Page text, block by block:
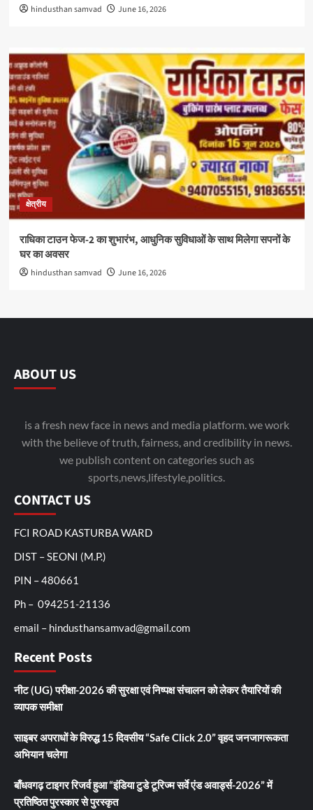
hindusthan samvad June 16, 2026
क्षेत्रीय
राधिका टाउन फेज-2 का शुभारंभ, आधुनिक सुविधाओं के साथ मिलेगा सपनों के
घर का अवसर
hindusthan samvad June 16, 2026
ABOUT US
is a fresh new face in news and media platform. we work
with the believe of truth, fairness, and credibility in news.
we publish content on categories such as
sports,news,lifestyle,politics.
CONTACT US
FCI ROAD KASTURBA WARD
DIST – SEONI (M.P.)
PIN – 480661
Ph – 094251-21136
email – hindusthansamvad@gmail.com
Recent Posts
नीट (UG) परीक्षा-2026 की सुरक्षा एवं निष्पक्ष संचालन को लेकर तैयारियों की
व्यापक समीक्षा
साइबर अपराधों के विरुद्ध 15 दिवसीय “Safe Click 2.0” वृहद जनजागरूकता
अभियान चलेगा
बाँधवगढ़ टाइगर रिजर्व हुआ “इंडिया टुडे टूरिज्म सर्वे एंड अवार्ड्स-2026” में
प्रतिष्ठित पुरस्कार से पुरस्कृत